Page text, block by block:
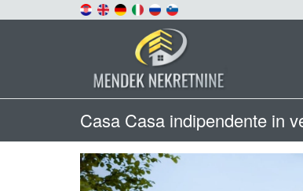
Casa Casa indipendente in